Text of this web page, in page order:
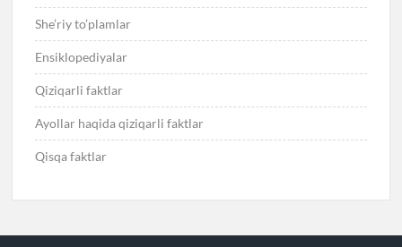
She’riy to’plamlar
Ensiklopediyalar
Qiziqarli faktlar
Ayollar haqida qiziqarli faktlar
Qisqa faktlar